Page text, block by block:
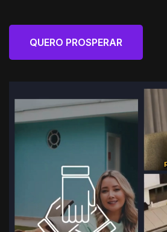
QUERO PROSPERAR